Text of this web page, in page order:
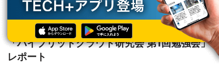
「ハイブリッドクラウド研究会 第1回勉強会」レポート
徹底研究! ハイブリッドクラウド
「ハイブリッドクラウド研究会 第1回勉強会」
レポート